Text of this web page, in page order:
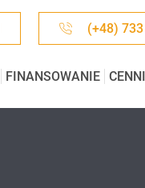
(+48)
FINANSOWANIE